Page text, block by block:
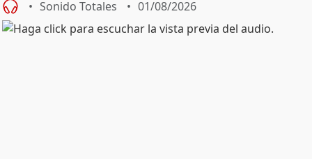
Sonido Totales 01/08/2026